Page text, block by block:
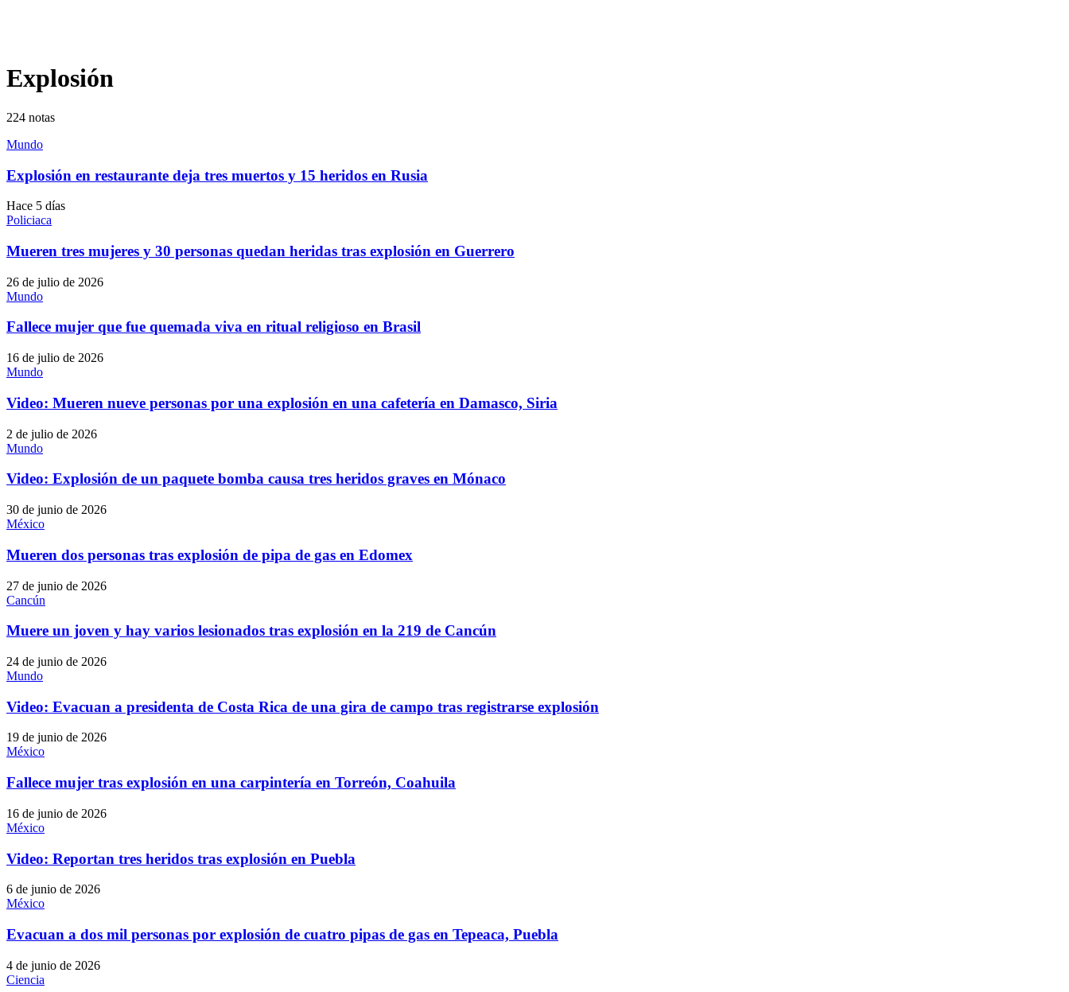
Explosión
224 notas
Mundo
Explosión en restaurante deja tres muertos y 15 heridos en Rusia
Hace 5 días
Policiaca
Mueren tres mujeres y 30 personas quedan heridas tras explosión en Guerrero
26 de julio de 2026
Mundo
Fallece mujer que fue quemada viva en ritual religioso en Brasil
16 de julio de 2026
Mundo
Video: Mueren nueve personas por una explosión en una cafetería en Damasco, Siria
2 de julio de 2026
Mundo
Video: Explosión de un paquete bomba causa tres heridos graves en Mónaco
30 de junio de 2026
México
Mueren dos personas tras explosión de pipa de gas en Edomex
27 de junio de 2026
Cancún
Muere un joven y hay varios lesionados tras explosión en la 219 de Cancún
24 de junio de 2026
Mundo
Video: Evacuan a presidenta de Costa Rica de una gira de campo tras registrarse explosión
19 de junio de 2026
México
Fallece mujer tras explosión en una carpintería en Torreón, Coahuila
16 de junio de 2026
México
Video: Reportan tres heridos tras explosión en Puebla
6 de junio de 2026
México
Evacuan a dos mil personas por explosión de cuatro pipas de gas en Tepeaca, Puebla
4 de junio de 2026
Ciencia